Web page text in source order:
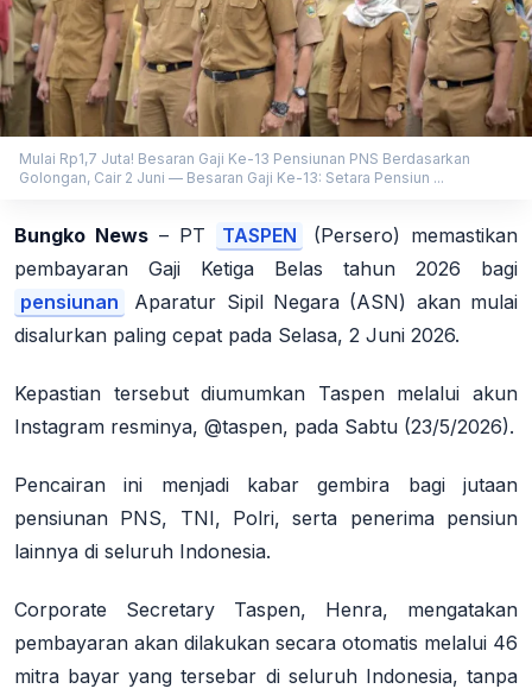
Mulai Rp1,7 Juta! Besaran Gaji Ke-13 Pensiunan PNS Berdasarkan
Golongan, Cair 2 Juni — Besaran Gaji Ke-13: Setara Pensiun ...
Bungko News – PT TASPEN
(Persero) memastikan
pembayaran Gaji Ketiga Belas tahun 2026 bagi
pensiunan
Aparatur Sipil Negara (ASN) akan mulai
disalurkan paling cepat pada Selasa, 2 Juni 2026.
Kepastian tersebut diumumkan Taspen melalui akun
Instagram resminya, @taspen, pada Sabtu (23/5/2026).
Pencairan ini menjadi kabar gembira bagi jutaan
pensiunan PNS, TNI, Polri, serta penerima pensiun
lainnya di seluruh Indonesia.
Corporate Secretary Taspen, Henra, mengatakan
pembayaran akan dilakukan secara otomatis melalui 46
mitra bayar yang tersebar di seluruh Indonesia, tanpa